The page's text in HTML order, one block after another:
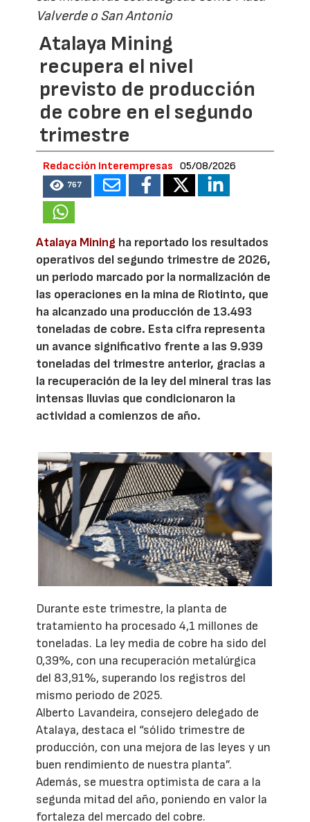
Valverde o San Antonio
Atalaya Mining
recupera el nivel
previsto de producción
de cobre en el segundo
trimestre
Redacción Interempresas 05/08/2026
767
Atalaya Mining ha reportado los resultados
operativos del segundo trimestre de 2026,
un periodo marcado por la normalización de
las operaciones en la mina de Riotinto, que
ha alcanzado una producción de 13.493
toneladas de cobre. Esta cifra representa
un avance significativo frente a las 9.939
toneladas del trimestre anterior, gracias a
la recuperación de la ley del mineral tras las
intensas lluvias que condicionaron la
actividad a comienzos de año.
Durante este trimestre, la planta de
tratamiento ha procesado 4,1 millones de
toneladas. La ley media de cobre ha sido del
0,39%, con una recuperación metalúrgica
del 83,91%, superando los registros del
mismo periodo de 2025.
Alberto Lavandeira, consejero delegado de
Atalaya, destaca el “sólido trimestre de
producción, con una mejora de las leyes y un
buen rendimiento de nuestra planta”.
Además, se muestra optimista de cara a la
segunda mitad del año, poniendo en valor la
fortaleza del mercado del cobre.